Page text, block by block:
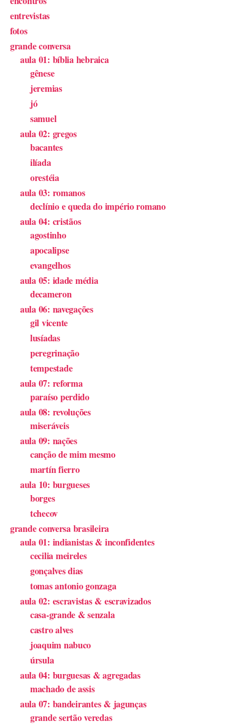
entrevistas
fotos
grande conversa
aula 01: bíblia hebraica
gênese
jeremias
jó
samuel
aula 02: gregos
bacantes
ilíada
orestéia
aula 03: romanos
declínio e queda do império romano
aula 04: cristãos
agostinho
apocalipse
evangelhos
aula 05: idade média
decameron
aula 06: navegações
gil vicente
lusíadas
peregrinação
tempestade
aula 07: reforma
paraíso perdido
aula 08: revoluções
miseráveis
aula 09: nações
canção de mim mesmo
martín fierro
aula 10: burgueses
borges
tchecov
grande conversa brasileira
aula 01: indianistas & inconfidentes
cecilia meireles
gonçalves dias
tomas antonio gonzaga
aula 02: escravistas & escravizados
casa-grande & senzala
castro alves
joaquim nabuco
úrsula
aula 04: burguesas & agregadas
machado de assis
aula 07: bandeirantes & jagunças
grande sertão veredas